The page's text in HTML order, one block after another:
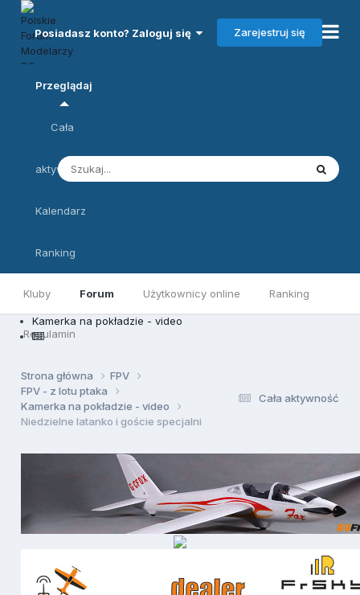
Posiadasz konto? Zaloguj się Zarejestruj się
Przeglądaj
Kluby Forum Użytkownicy online Ranking
Regulamin
Cała
aktywność
Kalendarz
Ranking
Kamerka na pokładzie - video
Cała aktywność
Strona główna
FPV
FPV - z lotu ptaka
Kamerka na pokładzie - video
Niedzielne latanko i goście specjalni